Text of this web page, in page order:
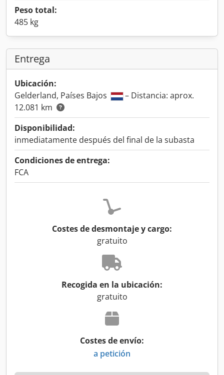
Peso total:
485 kg
Entrega
Ubicación:
Gelderland, Países Bajos
– Distancia: aprox.
12.081 km
Disponibilidad:
inmediatamente después del final de la subasta
Condiciones de entrega:
FCA
Costes de desmontaje y cargo:
gratuito
Recogida en la ubicación:
gratuito
Costes de envío:
a petición